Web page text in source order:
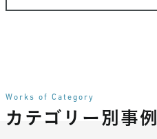
Works of Category
カテゴリー別事例